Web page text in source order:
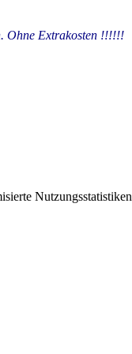
Ohne Extrakosten !!!!!!
Nutzungsstatistiken